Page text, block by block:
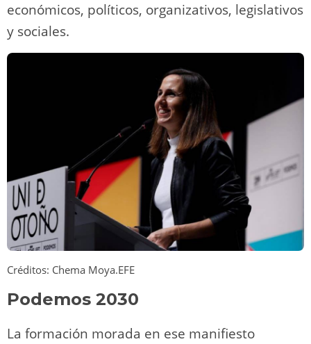
económicos, políticos, organizativos, legislativos
y sociales.
Créditos: Chema Moya.EFE
Podemos 2030
La formación morada en ese manifiesto